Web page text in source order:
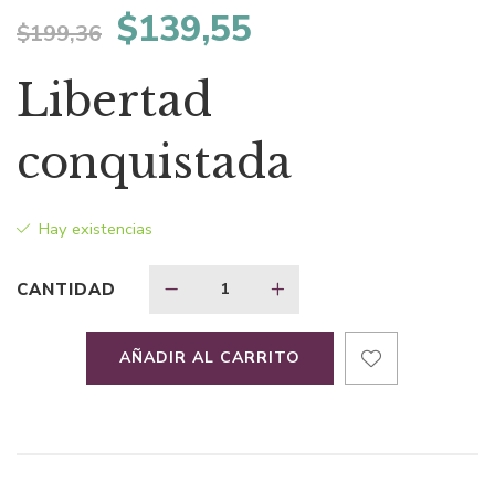
$199,36 El
precio
original
era:
$199,36.
$139,55
actual
es:
Libertad
conquistada
Hay existencias
CANTIDAD
AÑADIR AL CARRITO